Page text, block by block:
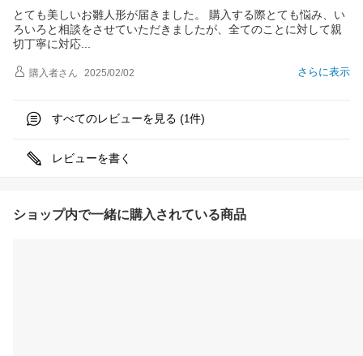
とても美しいお雛人形が届きました。 購入する際とても悩み、い
ろいろと相談をさせていただきましたが、全てのことに対して親
切丁寧に対応
さらに表示
購入者さん 2025/02/02
すべてのレビューを見る (1件)
レビューを書く
ショップ内で一緒に購入されている商品